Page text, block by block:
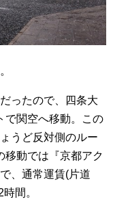
ったので、四条大
関空へ移動。この
うど反対側のルー
移動では『京都アク
、通常運賃(片道
間。